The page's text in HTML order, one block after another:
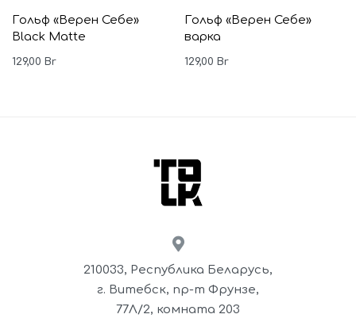
Гольф «Верен Себе»
Black Matte
129,00 Br
Гольф «Верен Себе»
варка
129,00 Br
210033, Республика Беларусь,
г. Витебск, пр-т Фрунзе,
77Л/2, комната 203